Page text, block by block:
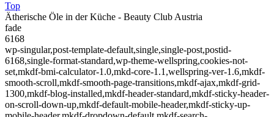
Top
Ätherische Öle in der Küche - Beauty Club Austria
fade
6168
wp-singular,post-template-default,single,single-post,postid-
6168,single-format-standard,wp-theme-wellspring,cookies-not-
set,mkdf-bmi-calculator-1.0,mkd-core-1.1,wellspring-ver-1.6,mkdf-
smooth-scroll,mkdf-smooth-page-transitions,mkdf-ajax,mkdf-grid-
1300,mkdf-blog-installed,mkdf-header-standard,mkdf-sticky-header-
on-scroll-down-up,mkdf-default-mobile-header,mkdf-sticky-up-